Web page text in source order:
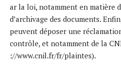
ar la loi, notamment en matière
d’archivage des documents.
peuvent déposer une
contrôle, et notamment de la
://www.cnil.fr/fr/plaintes).